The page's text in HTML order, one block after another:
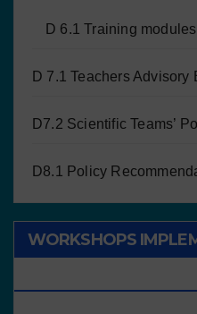
D 6.1 Training modules
D 7.1 Teachers Advisory
D7.2 Scientific Teams’
D8.1 Policy
WORKSHOPS